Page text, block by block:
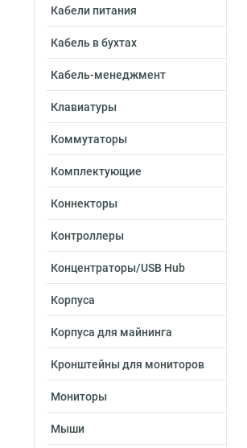
Кабели питания
Кабель в бухтах
Кабель-менеджмент
Клавиатуры
Коммутаторы
Комплектующие
Коннекторы
Контроллеры
Концентраторы/USB Hub
Корпуса
Корпуса для майнинга
Кронштейны для мониторов
Мониторы
Мыши